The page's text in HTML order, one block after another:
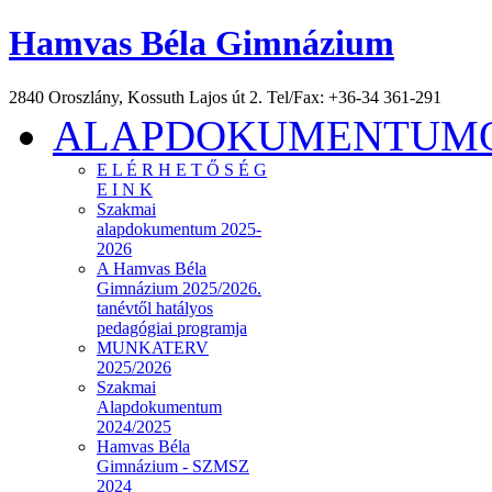
Hamvas Béla Gimnázium
2840 Oroszlány, Kossuth Lajos út 2. Tel/Fax: +36-34 361-291
E L É R H E T Ő S É G
E I N K
Szakmai
alapdokumentum 2025-
2026
A Hamvas Béla
Gimnázium 2025/2026.
tanévtől hatályos
pedagógiai programja
MUNKATERV
2025/2026
Szakmai
Alapdokumentum
2024/2025
Hamvas Béla
Gimnázium - SZMSZ
2024